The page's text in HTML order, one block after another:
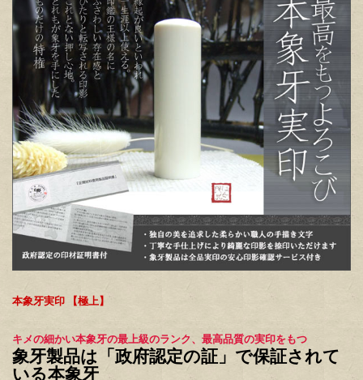
本象牙実印 【極上】
キメの細かい本象牙の最上級のランク、最高品質の実印をもつ
象牙製品は「政府認定の証」で保証されて
いる本象牙